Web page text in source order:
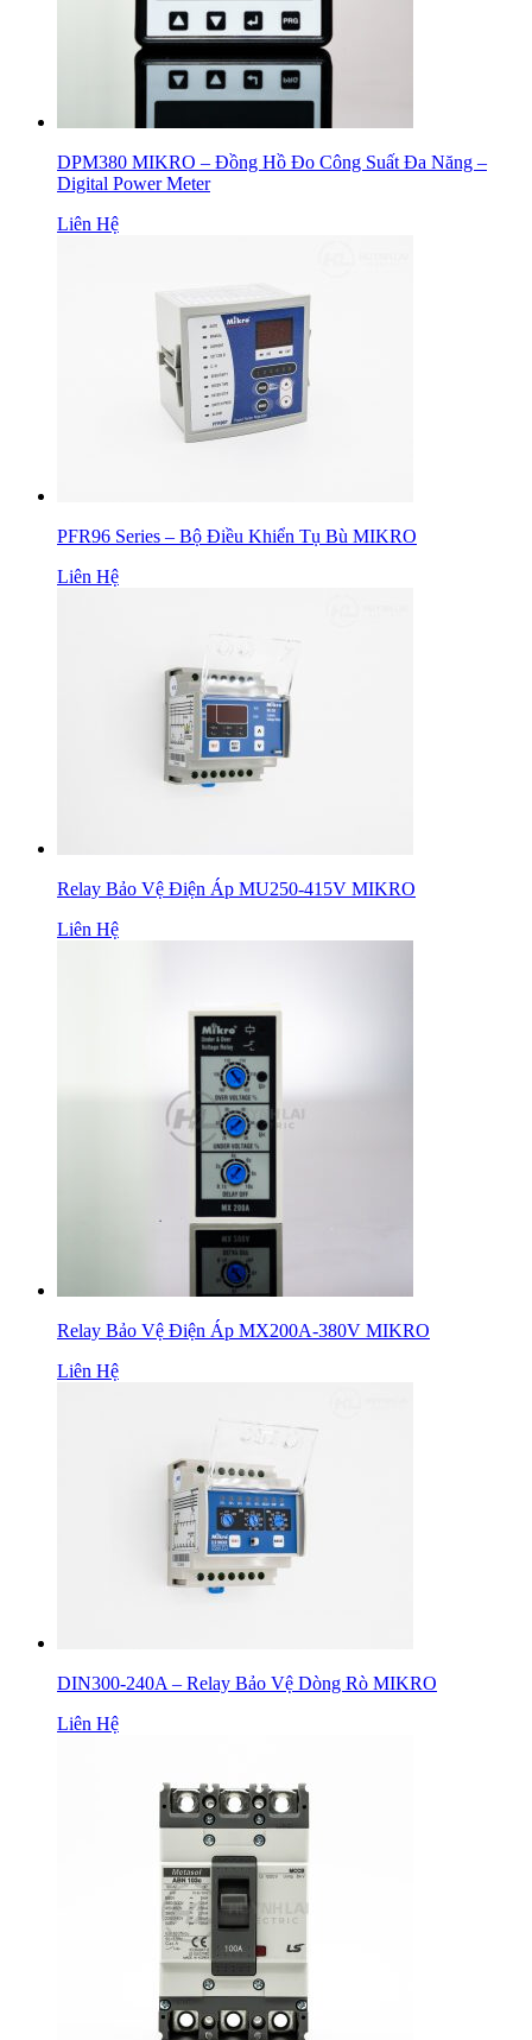
DPM380 MIKRO – Đồng Hồ Đo Công Suất Đa Năng –
Digital Power Meter
Liên Hệ
PFR96 Series – Bộ Điều Khiển Tụ Bù MIKRO
Liên Hệ
Relay Bảo Vệ Điện Áp MU250-415V MIKRO
Liên Hệ
Relay Bảo Vệ Điện Áp MX200A-380V MIKRO
Liên Hệ
DIN300-240A – Relay Bảo Vệ Dòng Rò MIKRO
Liên Hệ